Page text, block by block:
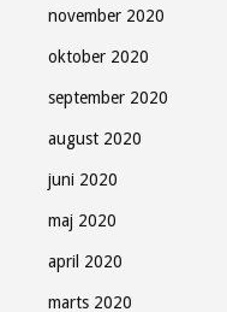
november 2020
oktober 2020
september 2020
august 2020
juni 2020
maj 2020
april 2020
marts 2020